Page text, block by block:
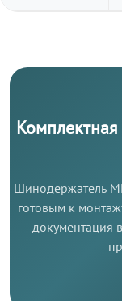
Шинодержатель
готовым к
документация